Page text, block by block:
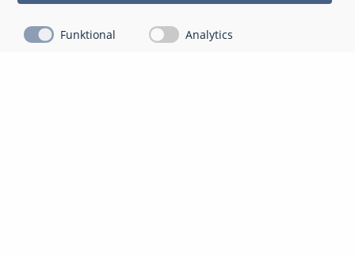
Funktional Analytics